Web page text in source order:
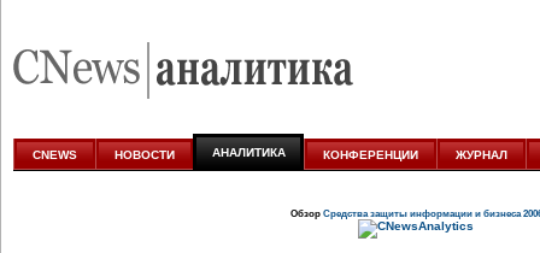
аналитике
CNEWS НОВОСТИ АНАЛИТИКА КОНФЕРЕНЦИИ ЖУРНАЛ
Обзор Средства защиты информации и бизнеса